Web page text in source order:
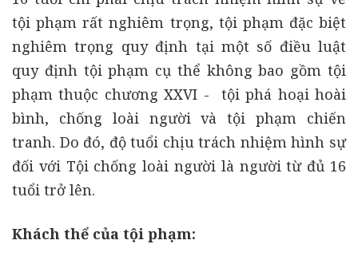
tội phạm rất nghiêm trọng, tội phạm đặc biệt
nghiêm trọng quy định tại một số điều luật
quy định tội phạm cụ thể không bao gồm tội
phạm thuộc chương XXVI - tội phá hoại hoài
bình, chống loài người và tội phạm chiến
tranh. Do đó, độ tuổi chịu trách nhiệm hình sự
đối với Tội chống loài người là người từ đủ 16
tuổi trở lên.
Khách thể của tội phạm: